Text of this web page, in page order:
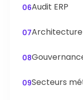
06Audit ERP
07Architecture
08
09Secteurs